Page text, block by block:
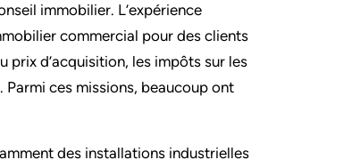
immobilier. L’expérience
commercial pour des clients
prix d’acquisition, les impôts sur les
ces missions, beaucoup ont
des installations industrielles